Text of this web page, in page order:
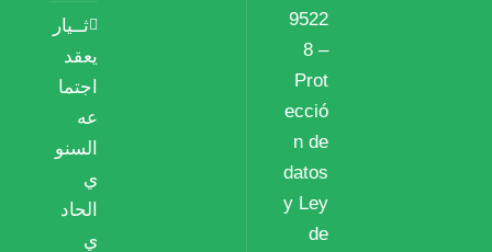
ثــيار
يعقد
اجتما
عه
السنو
ي
الحاد
ي
9522
8 –
Prot
ecció
n de
datos
y Ley
de